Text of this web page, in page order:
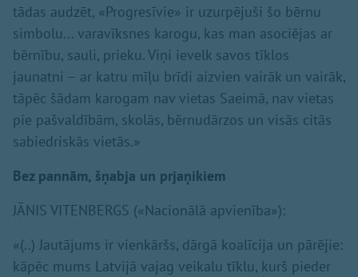
tādas audzēt, «Progresīvie» ir uzurpējuši šo bērnu
simbolu... varavīksnes karogu, kas man asociējas ar
bērnību, sauli, prieku. Viņi ievelk savos tīklos
jaunatni – ar katru mīļu brīdi aizvien vairāk un vairāk,
tāpēc šādam karogam nav vietas Saeimā, nav vietas
pie pašvaldībām, skolās, bērnudārzos un visās citās
sabiedriskās vietās.»
Bez pannām, šņabja un prjaņikiem
JĀNIS VITENBERGS («Nacionālā apvienība»):
«(..) Jautājums ir vienkāršs, dārgā koalīcija un pārējie:
kāpēc mums Latvijā vajag veikalu tīklu, kurš pieder